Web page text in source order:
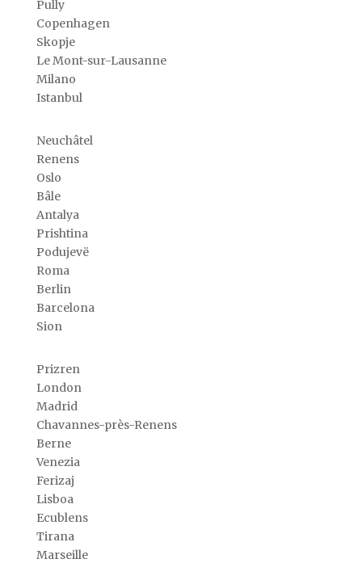
Pully
Copenhagen
Skopje
Le Mont-sur-Lausanne
Milano
Istanbul
Neuchâtel
Renens
Oslo
Bâle
Antalya
Prishtina
Podujevë
Roma
Berlin
Barcelona
Sion
Prizren
London
Madrid
Chavannes-près-Renens
Berne
Venezia
Ferizaj
Lisboa
Ecublens
Tirana
Marseille